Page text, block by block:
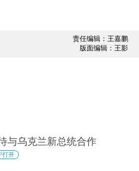
责任编辑：王嘉鹏
版面编辑：王影
与乌克兰新总统合作
打开